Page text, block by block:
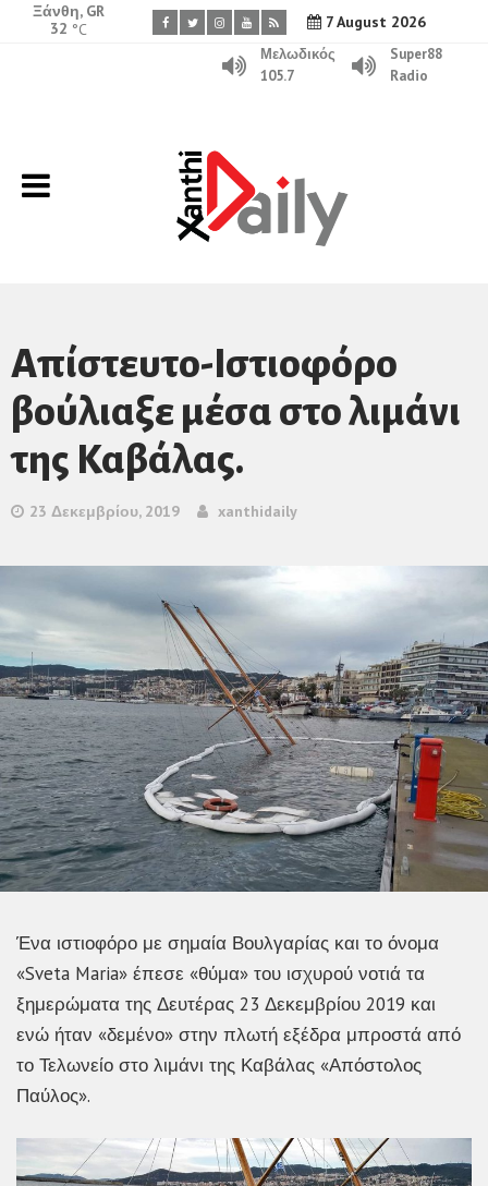
7 August 2026
Ξάνθη, GR
32 °C
Μελωδικός
105.7
Super88
Radio
Απίστευτο-Ιστιοφόρο
βούλιαξε μέσα στο λιμάνι
της Καβάλας.
23 Δεκεμβρίου, 2019 xanthidaily
Ένα ιστιοφόρο με σημαία Βουλγαρίας και το όνομα
«Sveta Maria» έπεσε «θύμα» του ισχυρού νοτιά τα
ξημερώματα της Δευτέρας 23 Δεκεμβρίου 2019 και
ενώ ήταν «δεμένο» στην πλωτή εξέδρα μπροστά από
το Τελωνείο στο λιμάνι της Καβάλας «Απόστολος
Παύλος».